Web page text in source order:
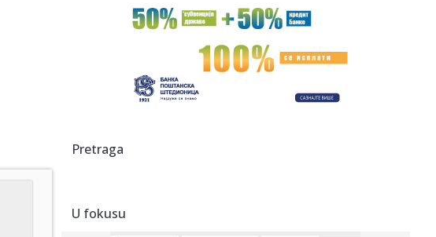
18:01:I Kokanović u nemilosti blokadera; Planiran za ministra
poljopri...
Zvijer uhvaćena na Bilećkom jezeru! Dugačak 2 metra,
17:59:Evakuisano 20.000 ljudi zbog šumskog požara
17:45:
Pretraga
U fokusu